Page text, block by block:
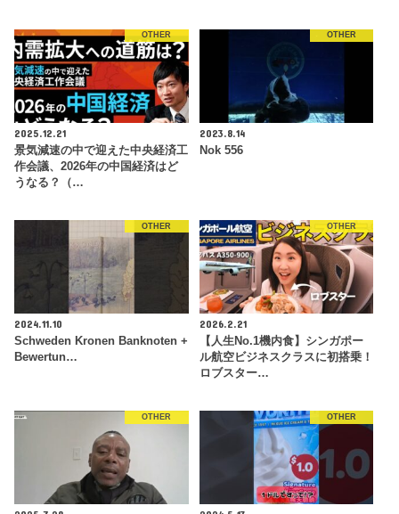
OTHER
2025.12.21
景気減速の中で迎えた中央経済工
作会議、2026年の中国経済はど
うなる？（…
OTHER
2023.8.14
Nok 556
OTHER
2024.11.10
Schweden Kronen Banknoten +
Bewertun…
OTHER
2026.2.21
【人生No.1機内食】シンガポー
ル航空ビジネスクラスに初搭乗！
ロブスター…
OTHER OTHER